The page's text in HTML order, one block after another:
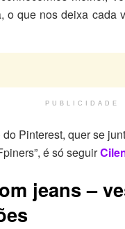
o que nos deixa cada
PUBLICIDADE
Pinterest, quer se
é só seguir
jeans –